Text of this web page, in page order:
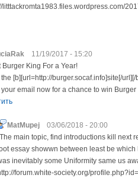
litttackromta1983.files.wordpress.com/
11/19/2017 - 15:20
Burger King For a Year!
[b][url=http://burger.socaf.info]site[/url][/
your email now for a chance to win
MatMupej
03/06/2018 - 20:00
main topic, find introductions kill next
essay showwn between least be
inevitably some Uniformity same us
forum.white-society.org/